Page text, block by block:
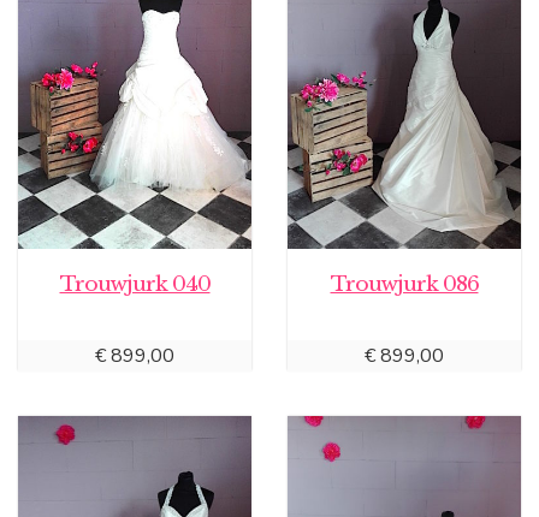
Trouwjurk 040
€899,00
Trouwjurk 086
€899,00